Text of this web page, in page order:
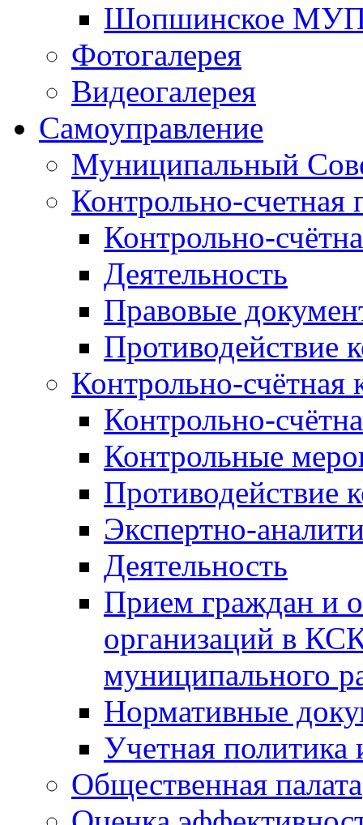
Шопшинское
Фотогалерея
Видеогалерея
Самоуправление
Муниципальный
Контрольно-счетная
Контрольно-
Деятельность
Правовые
Противодействие
Контрольно-счётная
Контрольно-
Контрольные
Противодействие
Экспертно-
Деятельность
Прием граждан и
организаций в
муниципального
Нормативные
Учетная политика
Общественная палата